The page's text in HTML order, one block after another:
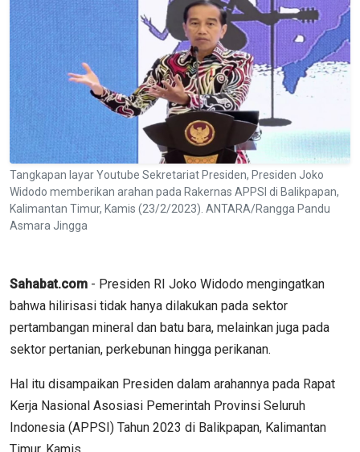
Tangkapan layar Youtube Sekretariat Presiden, Presiden Joko
Widodo memberikan arahan pada Rakernas APPSI di Balikpapan,
Kalimantan Timur, Kamis (23/2/2023). ANTARA/Rangga Pandu
Asmara Jingga
Sahabat.com - Presiden RI Joko Widodo mengingatkan
bahwa hilirisasi tidak hanya dilakukan pada sektor
pertambangan mineral dan batu bara, melainkan juga pada
sektor pertanian, perkebunan hingga perikanan.
Hal itu disampaikan Presiden dalam arahannya pada Rapat
Kerja Nasional Asosiasi Pemerintah Provinsi Seluruh
Indonesia (APPSI) Tahun 2023 di Balikpapan, Kalimantan